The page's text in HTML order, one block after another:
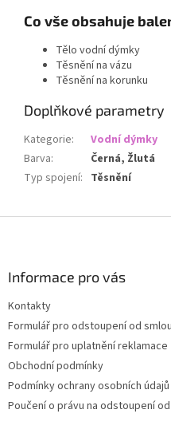
Co vše obsahuje
Tělo vodní dýmky
Těsnění na vázu
Těsnění na korunku
Doplňkové parametry
Kategorie:
Vodní dýmky
Barva:
Černá, Žlutá
Typ spojení: Těsnění
Informace pro vás
Kontakty
Formulář pro odstoupení od
Formulář pro uplatnění reklamace
Obchodní podmínky
Podmínky ochrany osobních údajů
Poučení o právu na odstoupení